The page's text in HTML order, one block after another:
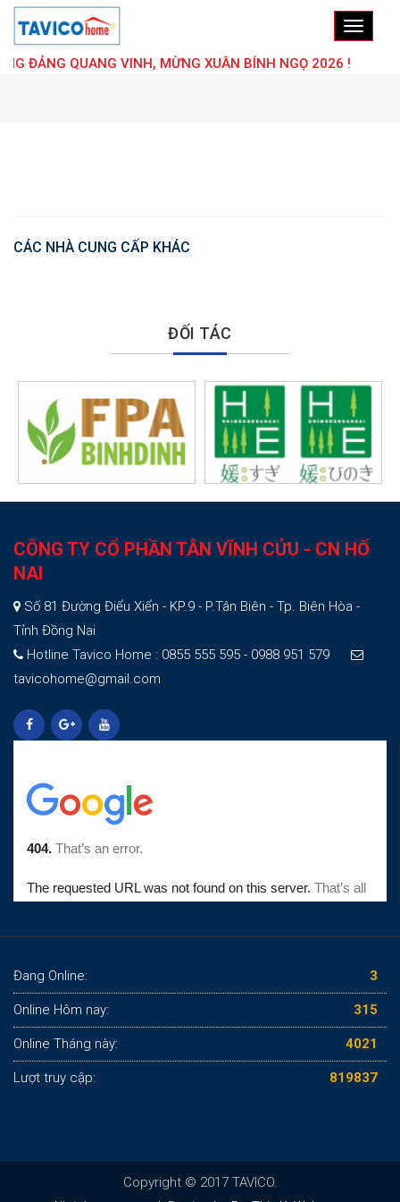
ĐẢNG QUANG VINH, MỪNG XUÂN BÍNH NGỌ 2026 !
CÁC NHÀ CUNG CẤP KHÁC
ĐỐI TÁC
CÔNG TY CỔ PHẦN TÂN VĨNH CỬU - CN HỐ
NAI
Số 81 Đường Điểu Xiển - KP.9 - P.Tân Biên - Tp. Biên Hòa -
Tỉnh Đồng Nai
Hotline Tavico Home : 0855 555 595 - 0988 951 579
tavicohome@gmail.com
Đang Online: 3
Online Hôm nay: 315
Online Tháng này: 4021
Lượt truy cập: 819837
Copyright © 2017 TAVICO.